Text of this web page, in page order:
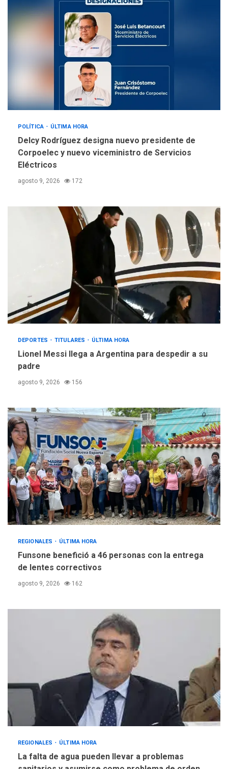
4
sanitarios y asumirse como
problema de orden público
REGIONALES
Alcaldía de Mariño climatiza
Núcleo del Sistema de
Orquestas Porlamar
POLÍTICA ÚLTIMA HORA
Delcy Rodríguez designa nuevo presidente de
Corpoelec y nuevo viceministro de Servicios
Eléctricos
agosto 9, 2026 172
DEPORTES TITULARES ÚLTIMA HORA
Lionel Messi llega a Argentina para despedir a su
padre
agosto 9, 2026 156
REGIONALES ÚLTIMA HORA
Funsone benefició a 46 personas con la entrega
de lentes correctivos
agosto 9, 2026 162
REGIONALES ÚLTIMA HORA
La falta de agua pueden llevar a problemas